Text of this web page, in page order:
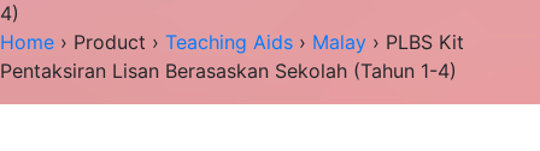
4)
Home › Product › Teaching Aids › Malay › PLBS Kit
Pentaksiran Lisan Berasaskan Sekolah (Tahun 1-4)